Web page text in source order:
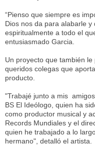
“Pienso que siempre es
Dios nos da para alabarle
espiritualmente a todo el
entusiasmado Garcia.
Un proyecto que también
queridos colegas que
producto.
"Trabajé junto a mis
BS El Ideólogo, quien ha
como productor musical y
Records Mundiales y el
quien he trabajado a lo
hermano", detalló el artista.